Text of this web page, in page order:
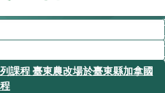
課程 臺東農改場於臺東縣加拿國